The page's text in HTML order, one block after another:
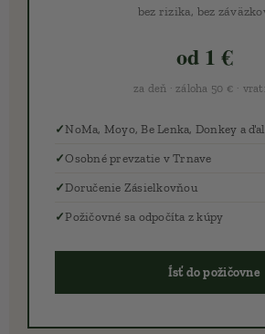
bez rizika, bez
od 1 €
za deň · záloha 50 € ·
NoMa, Moyo, Be Lenka, Donkey a
Osobné prevzatie v Trnave
Doručenie Zásielkovňou
Požičovné sa odpočíta z kúpy
🔄 Ísť do požičovne